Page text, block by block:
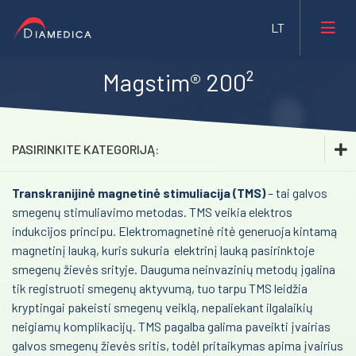
Laboratorinė medicina
Veterinarija
Gyvybės mokslai
Mėginių transportavimo sistemos/Laboratorijos
automatizavimas
Fizioterapinė ir reabilitacinė įranga
Magstim® 200²
PASIRINKITE KATEGORIJĄ:
Laboratorinė medicina
Medicininė įranga ir priemonės
Inhaliacinė sedacija. Sedaconda ACD
Bristol Maid™ medicininiai baldai
Transkranijinė magnetinė stimuliacija (rTMS)
Impedanso kardiografija
Transkranijinė magnetinė stimuliacija (TMS)– tai galvos
smegenų stimuliavimo metodas. TMS veikia elektros
indukcijos principu. Elektromagnetinė ritė generuoja kintamą
magnetinį lauką, kuris sukuria elektrinį lauką pasirinktoje
smegenų žievės srityje. Dauguma neinvazinių metodų įgalina
tik registruoti smegenų aktyvumą, tuo tarpu TMS leidžia
kryptingai pakeisti smegenų veiklą, nepaliekant ilgalaikių
neigiamų komplikacijų. TMS pagalba galima paveikti įvairias
galvos smegenų žievės sritis, todėl pritaikymas apima įvairius